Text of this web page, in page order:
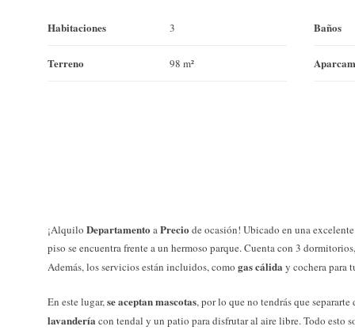
Habitaciones 3 Baños
Terreno 98 m²
¡Alquilo Departamento aPrecio de ocasión! Ubicado en una
piso se encuentra frente a un hermoso parque. Cuenta con 3
Además, los servicios están incluidos, como gas cálida y cochera para
En este lugar,se aceptan mascotas, por lo que no tendrás que
lavandería con tendal y un patio para disfrutar al aire libre. Todo esto